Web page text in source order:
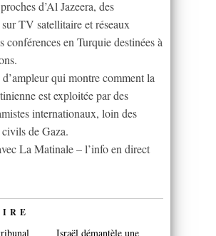
d’Al Jazeera, des
TV satellitaire et réseaux
conférences en Turquie destinées à
qui montre comment la
est exploitée par des
internationaux, loin des
de Gaza.
La Matinale – l’info en direct
Israël démantèle une